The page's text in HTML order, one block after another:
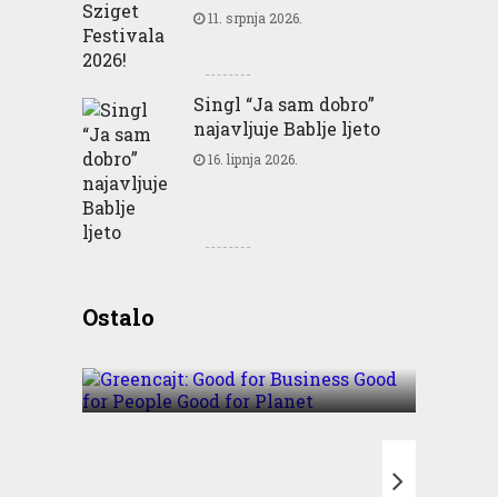
11. srpnja 2026.
Singl “Ja sam dobro”
najavljuje Bablje ljeto
16. lipnja 2026.
OstaloBusiness Good for People